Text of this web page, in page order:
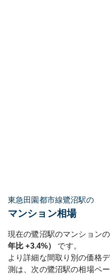
東急田園都市線鷺沼駅の
マンション相場
現在の鷺沼駅のマンション
年比+3.4%）
です。
より詳細な間取り別の価格
測は、次の鷺沼駅の相場ペ